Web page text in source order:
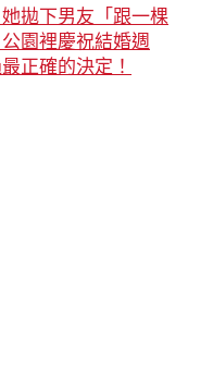
拋下男友「跟一棵
園裡慶祝結婚週
正確的決定！